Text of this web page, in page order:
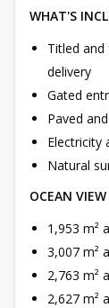
WHAT'S
Titled
delivery
Gated
Paved
Electricity
Natural
OCEAN
1,953 m²
3,007 m²
2,763 m²
2,627 m²